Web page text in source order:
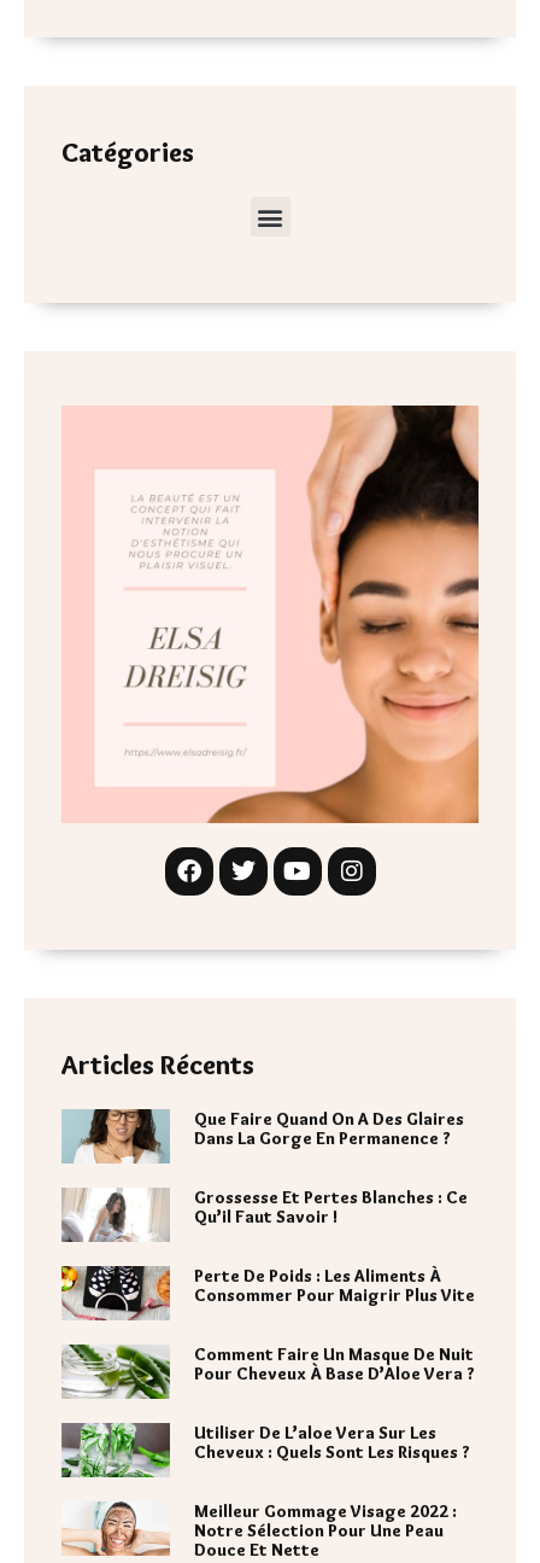
Catégories
Articles Récents
Que Faire Quand On A Des Glaires
Dans La Gorge En Permanence ?
Grossesse Et Pertes Blanches : Ce
Qu’il Faut Savoir !
Perte De Poids : Les Aliments À
Consommer Pour Maigrir Plus Vite
Comment Faire Un Masque De Nuit
Pour Cheveux À Base D’Aloe Vera ?
Utiliser De L’aloe Vera Sur Les
Cheveux : Quels Sont Les Risques ?
Meilleur Gommage Visage 2022 :
Notre Sélection Pour Une Peau
Douce Et Nette